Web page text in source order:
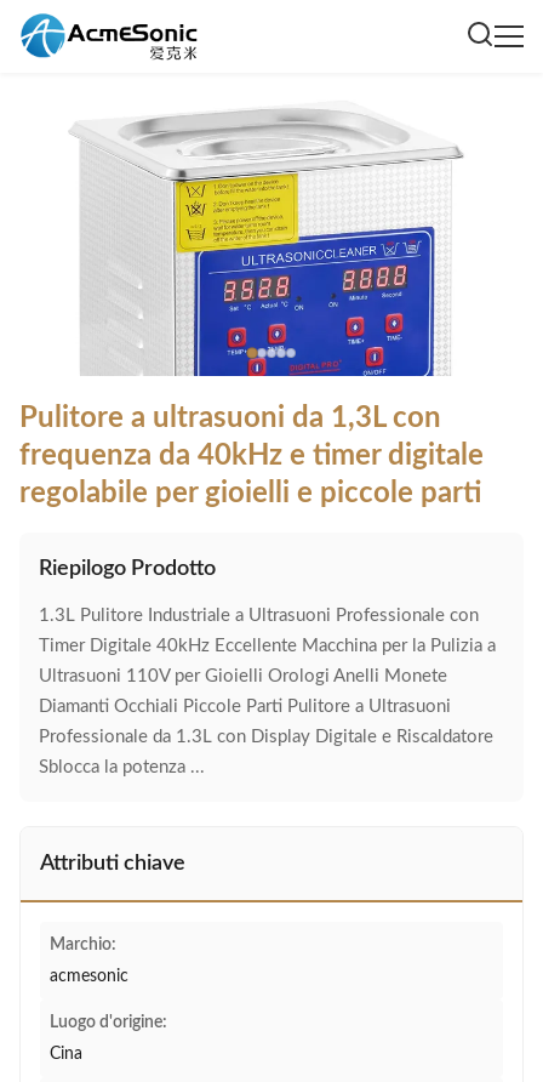
Pulitore a ultrasuoni da 1,3L con
frequenza da 40kHz e timer digitale
regolabile per gioielli e piccole parti
Riepilogo Prodotto
1.3L Pulitore Industriale a Ultrasuoni Professionale con
Timer Digitale 40kHz Eccellente Macchina per la Pulizia a
Ultrasuoni 110V per Gioielli Orologi Anelli Monete
Diamanti Occhiali Piccole Parti Pulitore a Ultrasuoni
Professionale da 1.3L con Display Digitale e Riscaldatore
Sblocca la potenza ...
Attributi chiave
Marchio:
acmesonic
Luogo d'origine:
Cina